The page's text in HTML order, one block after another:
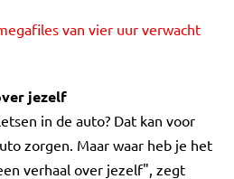
van vier uur verwacht
jezelf
in de auto? Dat kan voor
zorgen. Maar waar heb je het
verhaal over jezelf", zegt